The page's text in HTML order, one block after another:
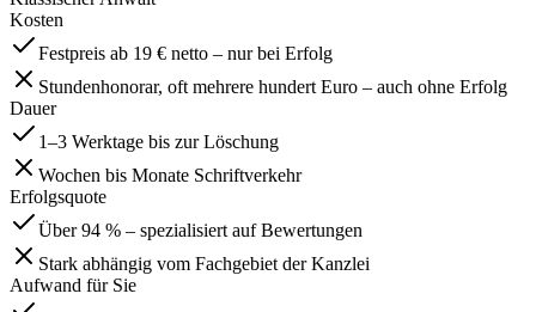
Kosten
Festpreis ab 19 € netto – nur bei Erfolg
Stundenhonorar, oft mehrere hundert Euro – auch ohne Erfolg
Dauer
1–3 Werktage bis zur Löschung
Wochen bis Monate Schriftverkehr
Erfolgsquote
Über 94 % – spezialisiert auf Bewertungen
Stark abhängig vom Fachgebiet der Kanzlei
Aufwand für Sie